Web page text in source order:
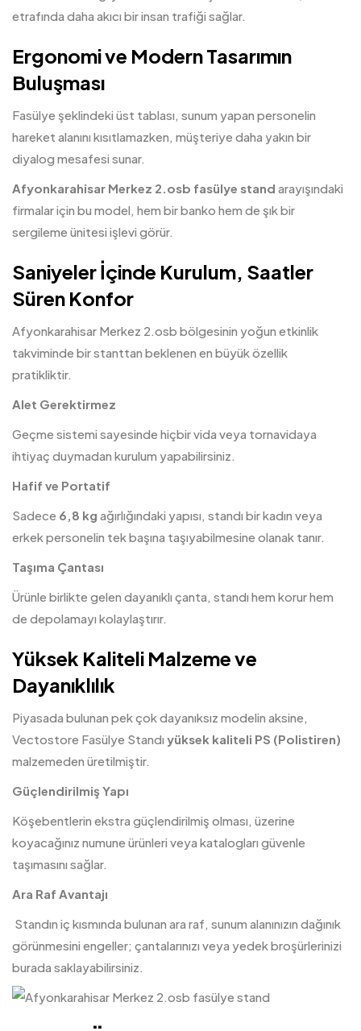
etrafında daha akıcı bir insan trafiği sağlar.
Ergonomi ve Modern Tasarımın
Buluşması
Fasülye şeklindeki üst tablası, sunum yapan personelin
hareket alanını kısıtlamazken, müşteriye daha yakın bir
diyalog mesafesi sunar.
Afyonkarahisar Merkez 2.osb fasülye stand arayışındaki
firmalar için bu model, hem bir banko hem de şık bir
sergileme ünitesi işlevi görür.
Saniyeler İçinde Kurulum, Saatler
Süren Konfor
Afyonkarahisar Merkez 2.osb bölgesinin yoğun etkinlik
takviminde bir stanttan beklenen en büyük özellik
pratikliktir.
Alet Gerektirmez
Geçme sistemi sayesinde hiçbir vida veya tornavidaya
ihtiyaç duymadan kurulum yapabilirsiniz.
Hafif ve Portatif
Sadece 6,8 kg ağırlığındaki yapısı, standı bir kadın veya
erkek personelin tek başına taşıyabilmesine olanak tanır.
Taşıma Çantası
Ürünle birlikte gelen dayanıklı çanta, standı hem korur hem
de depolamayı kolaylaştırır.
Yüksek Kaliteli Malzeme ve
Dayanıklılık
Piyasada bulunan pek çok dayanıksız modelin aksine,
Vectostore Fasülye Standı yüksek kaliteli PS (Polistiren)
malzemeden üretilmiştir.
Güçlendirilmiş Yapı
Köşebentlerin ekstra güçlendirilmiş olması, üzerine
koyacağınız numune ürünleri veya katalogları güvenle
taşımasını sağlar.
Ara Raf Avantajı
Standın iç kısmında bulunan ara raf, sunum alanınızın dağınık
görünmesini engeller; çantalarınızı veya yedek broşürlerinizi
burada saklayabilirsiniz.